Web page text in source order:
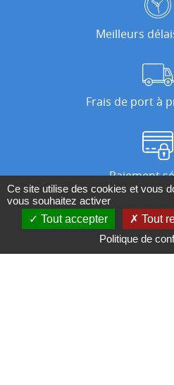
Meilleurs
Frais de port à
Paiement
Nos
Ce site utilise des cookies et vous
vous souhaitez activer
Tout accepter
Tout
Politique de